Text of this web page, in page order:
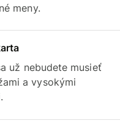
meny.
už nebudete musieť
a vysokými